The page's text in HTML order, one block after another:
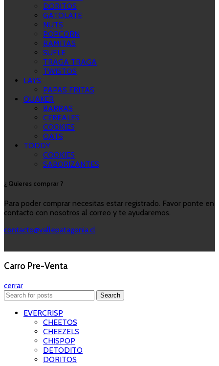
DORITOS
GATOLATE
NUTS
POPCORN
RAMITAS
SUFLE
TRAGA TRAGA
TWISTOS
LAYS
PAPAS FRITAS
QUAKER
BARRAS
CEREALES
COOKIES
OATS
TODDY
COOKIES
SABORIZANTES
¿ Quieres comprar ?
Para poder comprar necesitas estar registrado. Favor ponte en
contacto con nosotros al correo y te ayudaremos.
contacto@vallepatagonia.cl
Carro Pre-Venta
cerrar
Search
EVERCRISP
CHEETOS
CHEEZELS
CHISPOP
DETODITO
DORITOS